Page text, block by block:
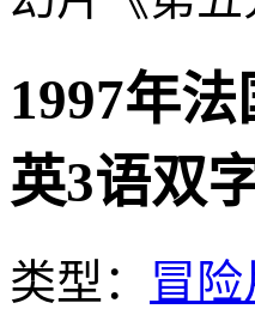
1997年
英3语双
类型： 冒险